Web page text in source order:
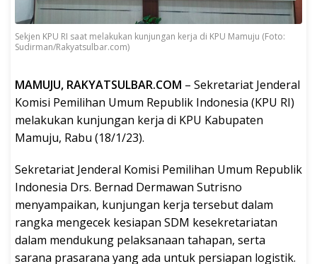
Sekjen KPU RI saat melakukan kunjungan kerja di KPU Mamuju (Foto:
Sudirman/Rakyatsulbar.com)
MAMUJU, RAKYATSULBAR.COM – Sekretariat Jenderal
Komisi Pemilihan Umum Republik Indonesia (KPU RI)
melakukan kunjungan kerja di KPU Kabupaten
Mamuju, Rabu (18/1/23).
Sekretariat Jenderal Komisi Pemilihan Umum Republik
Indonesia Drs. Bernad Dermawan Sutrisno
menyampaikan, kunjungan kerja tersebut dalam
rangka mengecek kesiapan SDM kesekretariatan
dalam mendukung pelaksanaan tahapan, serta
sarana prasarana yang ada untuk persiapan logistik.